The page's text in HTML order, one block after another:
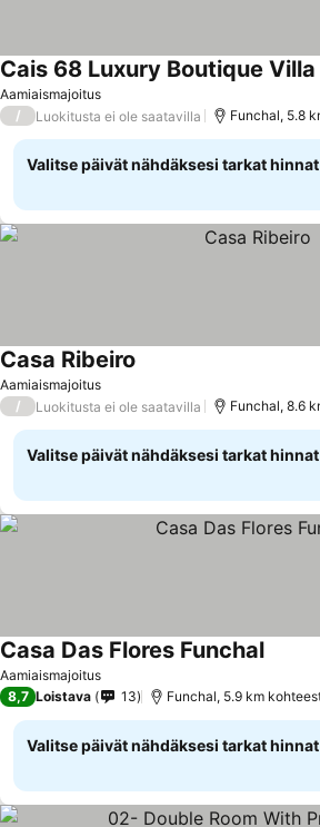
Aamiaismajoitus
/ Luokitusta ei ole saatavilla Funchal, 5.8
Valitse päivät nähdäksesi tarkat hinnat
Aamiaismajoitus
Casa Ribeiro
/ Luokitusta ei ole saatavilla Funchal, 8.6
Valitse päivät nähdäksesi tarkat hinnat
Aamiaismajoitus
Casa Das Flores Funchal
8,7 Loistava 13 Funchal, 5.9 km
Valitse päivät nähdäksesi tarkat hinnat